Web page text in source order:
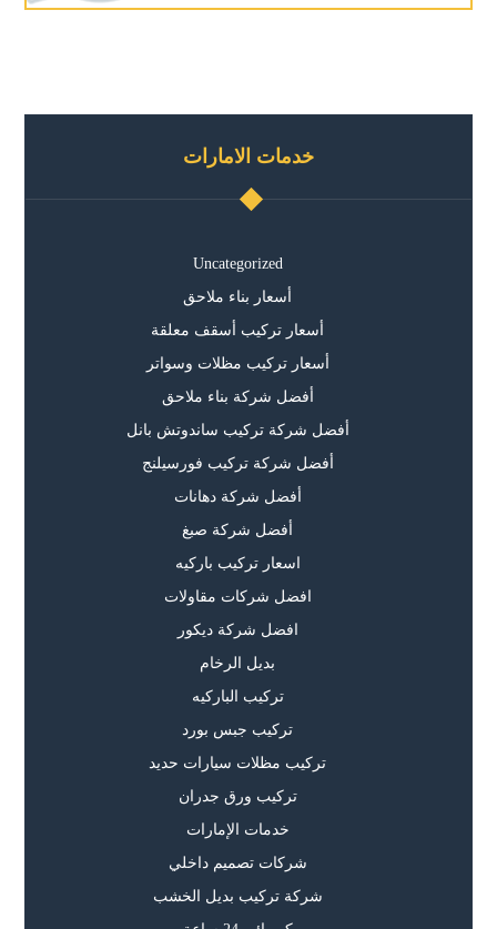
خدمات الامارات
Uncategorized
أسعار بناء ملاحق
أسعار تركيب أسقف معلقة
أسعار تركيب مظلات وسواتر
أفضل شركة بناء ملاحق
أفضل شركة تركيب ساندوتش بانل
أفضل شركة تركيب فورسيلنج
أفضل شركة دهانات
أفضل شركة صبغ
اسعار تركيب باركيه
افضل شركات مقاولات
افضل شركة ديكور
بديل الرخام
تركيب الباركيه
تركيب جبس بورد
تركيب مظلات سيارات حديد
تركيب ورق جدران
خدمات الإمارات
شركات تصميم داخلي
شركة تركيب بديل الخشب